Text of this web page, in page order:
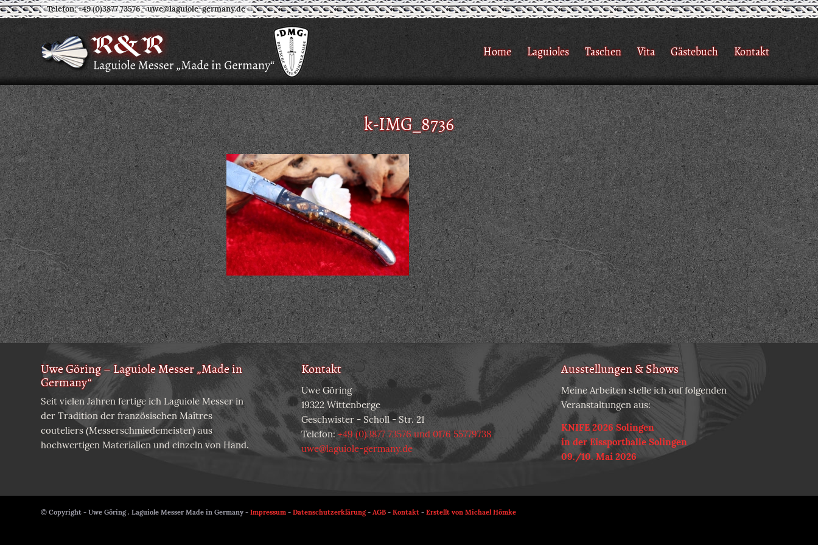
Telefon: +49 (0)3877 73576-uwe@laguiole-germany.de
Home Laguioles Taschen Vita Gästebuch Kontakt
k-IMG_8736
Uwe Göring – Laguiole Messer „Made in
Germany“
Seit vielen Jahren fertige ich Laguiole Messer in
der Tradition der französischen Maîtres
couteliers (Messerschmiedemeister) aus
hochwertigen Materialien und einzeln von Hand.
Kontakt
Uwe Göring
19322 Wittenberge
Geschwister - Scholl - Str. 21
Telefon:+49 (0)3877 73576 und 0176 55779738
uwe@laguiole-germany.de
Ausstellungen & Shows
Meine Arbeiten stelle ich auf folgenden
Veranstaltungen aus:
KNIFE 2026 Solingen
in der Eissporthalle Solingen
09./10. Mai 2026
© Copyright - Uwe Göring . Laguiole Messer Made in Germany - Impressum - Datenschutzerklärung- AGB - Kontakt - Erstellt von Michael Hömke